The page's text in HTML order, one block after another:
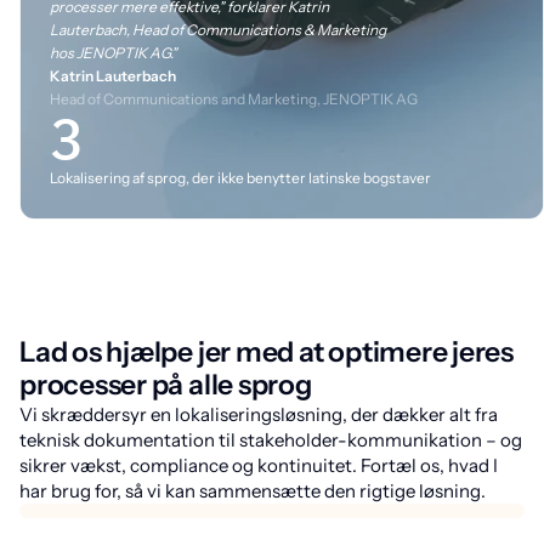
processer mere effektive," forklarer Katrin
Lauterbach, Head of Communications & Marketing
hos JENOPTIK AG."
Katrin Lauterbach
Head of Communications and Marketing, JENOPTIK AG
3
Lokalisering af sprog, der ikke benytter latinske bogstaver
Lad os hjælpe jer med at optimere jeres
processer på alle sprog
Vi skræddersyr en lokaliseringsløsning, der dækker alt fra
teknisk dokumentation til stakeholder-kommunikation – og
sikrer vækst, compliance og kontinuitet. Fortæl os, hvad I
har brug for, så vi kan sammensætte den rigtige løsning.